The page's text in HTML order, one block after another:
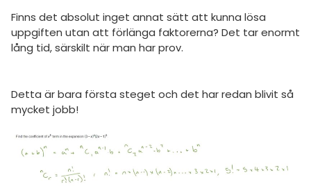
Finns det absolut inget annat sätt att kunna lösa
uppgiften utan att förlänga faktorerna? Det tar enormt
lång tid, särskilt när man har prov.
Detta är bara första steget och det har redan blivit så
mycket jobb!
3
4
Differentialekvationer
Integraler
Regler
högskolan
(mattedelen)
språk
ämnen
diskussioner